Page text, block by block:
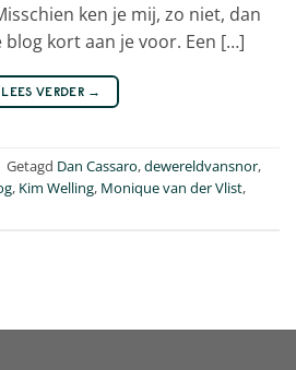
ken je mij, zo niet, dan
kort aan je voor. Een […]
LEES VERDER →
Getagd Dan Cassaro,dewereldvansnor,
, Kim Welling, Monique van der Vlist,